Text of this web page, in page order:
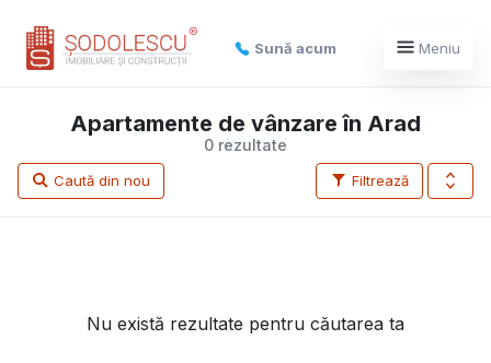
Sună acum Meniu
0 rezultate
Apartamente de vânzare în Arad
Filtrează
Caută din nou
Nu există rezultate pentru căutarea ta